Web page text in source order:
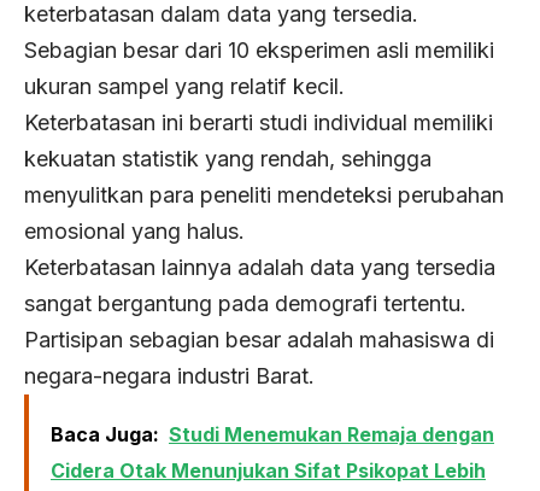
keterbatasan dalam data yang tersedia.
Sebagian besar dari 10 eksperimen asli memiliki
ukuran sampel yang relatif kecil.
Keterbatasan ini berarti studi individual memiliki
kekuatan statistik yang rendah, sehingga
menyulitkan para peneliti mendeteksi perubahan
emosional yang halus.
Keterbatasan lainnya adalah data yang tersedia
sangat bergantung pada demografi tertentu.
Partisipan sebagian besar adalah mahasiswa di
negara-negara industri Barat.
Baca Juga: Studi Menemukan Remaja dengan
Cidera Otak Menunjukan Sifat Psikopat Lebih